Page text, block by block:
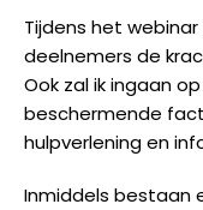
Tijdens het
deelnemers de
Ook zal ik ingaan
beschermende
hulpverlening en
Inmiddels bestaan